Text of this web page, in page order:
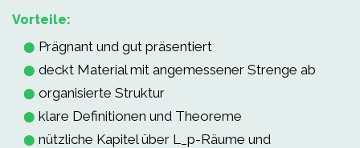
Vorteile:
⬤ Prägnant und gut präsentiert
⬤ deckt Material mit angemessener Strenge ab
⬤ organisierte Struktur
⬤ klare Definitionen und Theoreme
⬤ nützliche Kapitel über L_p-Räume und